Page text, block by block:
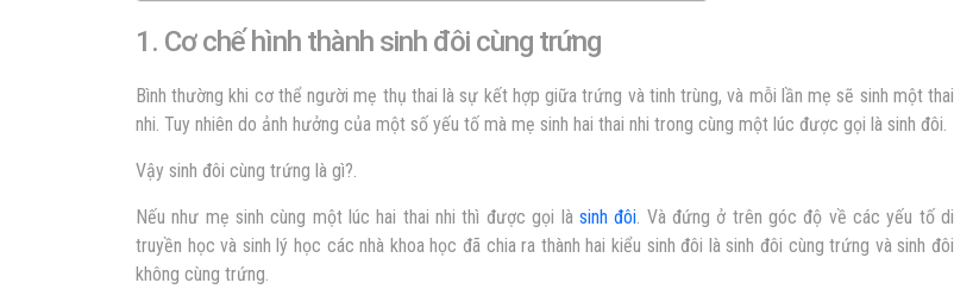
1. Cơ chế hình thành sinh đôi cùng trứng
Bình thường khi cơ thể người mẹ thụ thai là sự kết hợp giữa trứng và tinh trùng, và mỗi lần mẹ sẽ sinh một thai
nhi. Tuy nhiên do ảnh hưởng của một số yếu tố mà mẹ sinh hai thai nhi trong cùng một lúc được gọi là sinh đôi.
Vậy sinh đôi cùng trứng là gì?.
Nếu như mẹ sinh cùng một lúc hai thai nhi thì được gọi là sinh đôi. Và đứng ở trên góc độ về các yếu tố di
truyền học và sinh lý học các nhà khoa học đã chia ra thành hai kiểu sinh đôi làsinh đôi cùng trứng và sinh đôi
không cùng trứng.